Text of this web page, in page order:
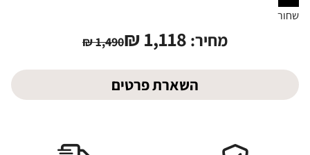
שחור
מחיר: 1,118
₪
1,490
₪
השארת פרטים